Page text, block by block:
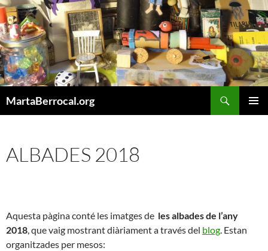
Vés
al
contingut
MartaBerrocal.org
ALBADES 2018
Aquesta pàgina conté les imatges de les albades de l’any
2018, que vaig mostrant diàriament a través del blog. Estan
organitzades per mesos: